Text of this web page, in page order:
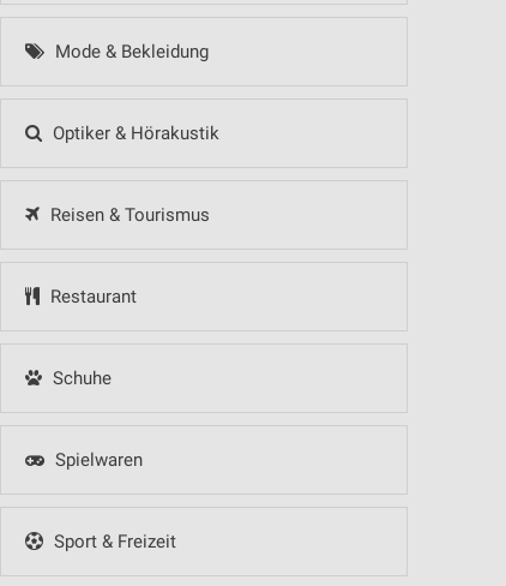
Mode & Bekleidung
Optiker & Hörakustik
Reisen & Tourismus
Restaurant
Schuhe
Spielwaren
Sport & Freizeit